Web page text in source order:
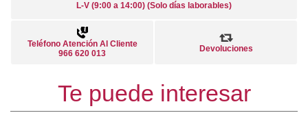
L-V (9:00 a 14:00) (Solo días laborables)
Teléfono Atención Al Cliente
966 620 013
Devoluciones
Te puede interesar